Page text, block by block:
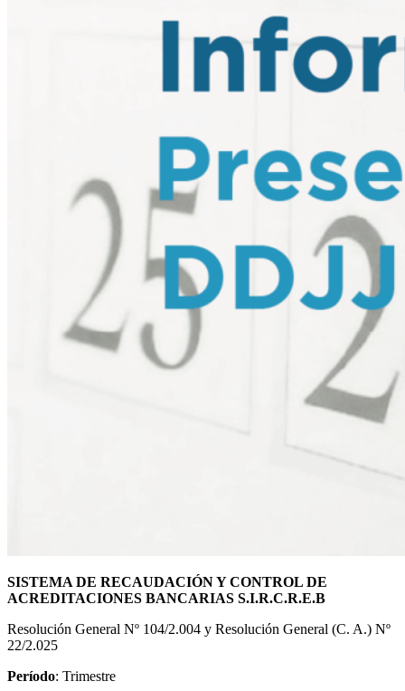
SISTEMA DE RECAUDACIÓN Y CONTROL DE
ACREDITACIONES BANCARIAS S.I.R.C.R.E.B
Resolución General Nº 104/2.004 y Resolución General (C. A.) Nº
22/2.025
Período: Trimestre